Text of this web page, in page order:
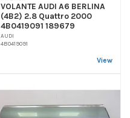
VOLANTE AUDI A6 BERLINA
(4B2) 2.8 Quattro 2000
4B0419091 189679
AUDI
4B0419091
View